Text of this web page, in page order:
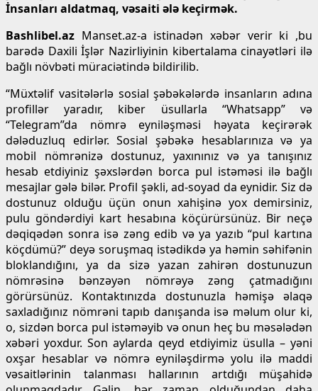
İnsanları aldatmaq, vəsaiti ələ keçirmək.
Bashlibel.az Manset.az-a istinadən xəbər verir ki ,bu
barədə Daxili İşlər Nazirliyinin kibertalama cinayətləri ilə
bağlı növbəti müraciətində bildirilib.
“Müxtəlif vasitələrlə sosial şəbəkələrdə insanların adına
profillər yaradır, kiber üsullarla “Whatsapp” və
“Telegram”da nömrə eyniləşməsi həyata keçirərək
dələduzluq edirlər. Sosial şəbəkə hesablarınıza və ya
mobil nömrənizə dostunuz, yaxınınız və ya tanışınız
hesab etdiyiniz şəxslərdən borca pul istəməsi ilə bağlı
mesajlar gələ bilər. Profil şəkli, ad-soyad da eynidir. Siz də
dostunuz olduğu üçün onun xahişinə yox demirsiniz,
pulu göndərdiyi kart hesabına köçürürsünüz. Bir neçə
dəqiqədən sonra isə zəng edib və ya yazıb “pul kartına
köçdümü?” deyə soruşmaq istədikdə ya həmin səhifənin
bloklandığını, ya da sizə yazan zahirən dostunuzun
nömrəsinə bənzəyən nömrəyə zəng çatmadığını
görürsünüz. Kontaktınızda dostunuzla həmişə əlaqə
saxladığınız nömrəni tapıb danışanda isə məlum olur ki,
o, sizdən borca pul istəməyib və onun heç bu məsələdən
xəbəri yoxdur. Son aylarda qeyd etdiyimiz üsulla – yəni
oxşar hesablar və nömrə eyniləşdirmə yolu ilə maddi
vəsaitlərinin talanması hallarının artdığı müşahidə